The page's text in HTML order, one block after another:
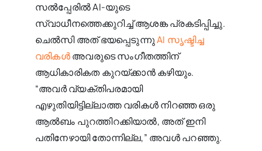
സൽപ്പേരിൽ AI-യുടെ
സ്വാധീനത്തെക്കുറിച്ച് ആശങ്ക പ്രകടിപ്പിച്ചു.
ചെൽസി അത് ഭയപ്പെടുന്നുAI സൃഷ്ടിച്ച
വരികൾഅവരുടെ സംഗീതത്തിന്
ആധികാരികത കുറയ്‌ക്കാൻ കഴിയും.
“അവർ വ്യക്തിപരമായി
എഴുതിയിട്ടില്ലാത്ത വരികൾ നിറഞ്ഞ ഒരു
ആൽബം പുറത്തിറക്കിയാൽ, അത് ഇനി
പതിനേഴായി തോന്നില്ല,” അവൾ പറഞ്ഞു.